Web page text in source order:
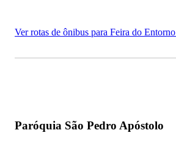
Ver rotas de ônibus para Feira do Entorno
Paróquia São Pedro Apóstolo